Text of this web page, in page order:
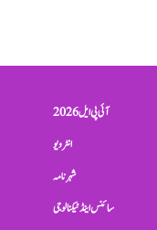
آئی پی ایل 2026
انٹرویو
شہرنامہ
سائنس اینڈ ٹیکنالوجی